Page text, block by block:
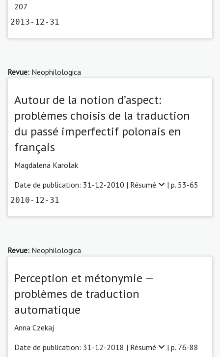
207
2013-12-31
Revue: Neophilologica
Autour de la notion d’aspect:
problèmes choisis de la traduction
du passé imperfectif polonais en
français
Magdalena Karolak
Date de publication: 31-12-2010 | Résumé | p. 53-65
2010-12-31
Revue: Neophilologica
Perception et métonymie —
problèmes de traduction
automatique
Anna Czekaj
Date de publication: 31-12-2018 | Résumé | p. 76-88